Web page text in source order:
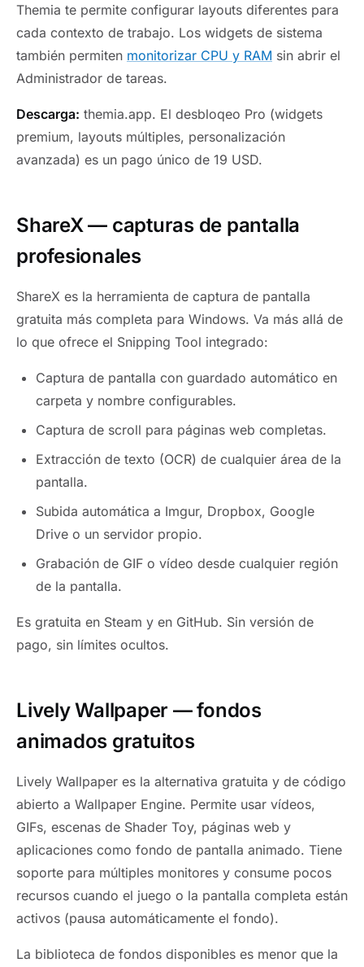
Themia te permite configurar layouts diferentes para
cada contexto de trabajo. Los widgets de sistema
también permiten monitorizar CPU y RAM sin abrir el
Administrador de tareas.
Descarga: themia.app. El desbloqeo Pro (widgets
premium, layouts múltiples, personalización
avanzada) es un pago único de 19 USD.
ShareX — capturas de pantalla
profesionales
ShareX es la herramienta de captura de pantalla
gratuita más completa para Windows. Va más allá de
lo que ofrece el Snipping Tool integrado:
Captura de pantalla con guardado automático en
carpeta y nombre configurables.
Captura de scroll para páginas web completas.
Extracción de texto (OCR) de cualquier área de la
pantalla.
Subida automática a Imgur, Dropbox, Google
Drive o un servidor propio.
Grabación de GIF o vídeo desde cualquier región
de la pantalla.
Es gratuita en Steam y en GitHub. Sin versión de
pago, sin límites ocultos.
Lively Wallpaper — fondos
animados gratuitos
Lively Wallpaper es la alternativa gratuita y de código
abierto a Wallpaper Engine. Permite usar vídeos,
GIFs, escenas de Shader Toy, páginas web y
aplicaciones como fondo de pantalla animado. Tiene
soporte para múltiples monitores y consume pocos
recursos cuando el juego o la pantalla completa están
activos (pausa automáticamente el fondo).
La biblioteca de fondos disponibles es menor que la